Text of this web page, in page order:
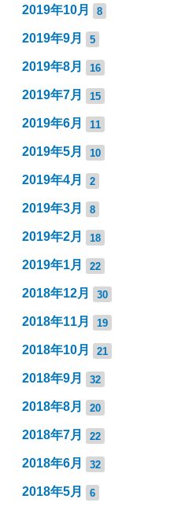
2019年10月 8
2019年9月 5
2019年8月 16
2019年7月 15
2019年6月 11
2019年5月 10
2019年4月 2
2019年3月 8
2019年2月 18
2019年1月 22
2018年12月 30
2018年11月 19
2018年10月 21
2018年9月 32
2018年8月 20
2018年7月 22
2018年6月 32
2018年5月 6